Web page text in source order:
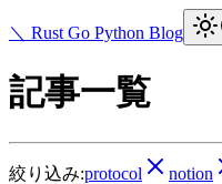
＼ Rust Go Python Blog
記事一覧
絞り込み:protocol notion